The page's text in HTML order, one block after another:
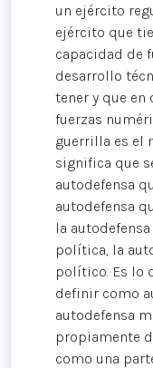
un ejército
ejército que
capacidad de
desarrollo
tener y que
fuerzas
guerrilla es el
significa que
autodefensa
autodefensa
la
política, la
político. Es lo
definir como
autodefensa
propiamente
como una